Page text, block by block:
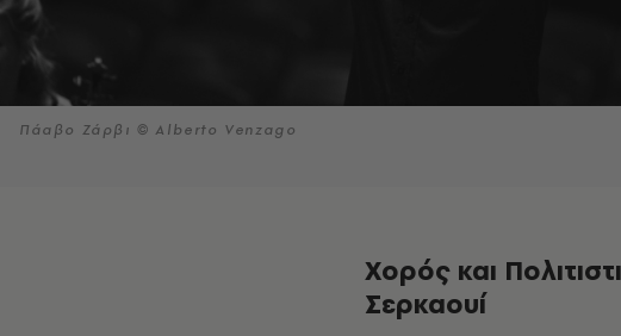
Πάαβο Ζάρβι © Alberto Venzago
Χορός και
Σερκαουί